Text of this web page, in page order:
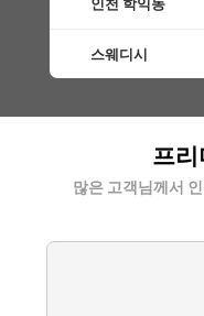
스웨디시
프리
많은 고객님께서